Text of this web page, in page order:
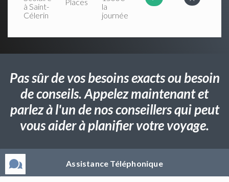
à Saint-
Célerin
la
journée
Pas sûr de vos besoins exacts ou besoin
de conseils. Appelez maintenant et
parlez à l'un de nos conseillers qui peut
vous aider à planifier votre voyage.
Assistance Téléphonique